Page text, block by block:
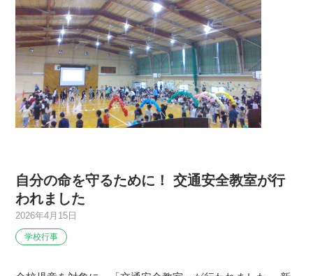
自分の命を守るために！ 交通安全教室が行
われました
2026年4月15日
学校行事